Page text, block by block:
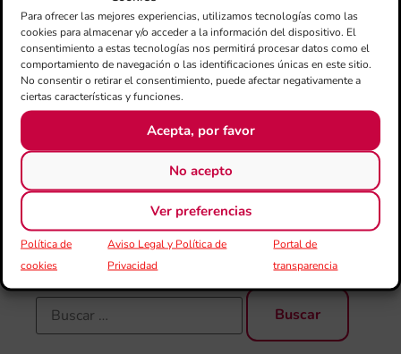
Para ofrecer las mejores experiencias, utilizamos tecnologías como las
cookies para almacenar y/o acceder a la información del dispositivo. El
consentimiento a estas tecnologías nos permitirá procesar datos como el
comportamiento de navegación o las identificaciones únicas en este sitio.
No consentir o retirar el consentimiento, puede afectar negativamente a
ciertas características y funciones.
Acepta, por favor
No acepto
Ver preferencias
Política de
cookies
Aviso Legal y Política de
Privacidad
Portal de
transparencia